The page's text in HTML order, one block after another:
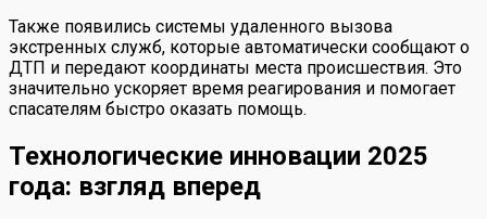
Также появились системы удаленного вызова
экстренных служб, которые автоматически сообщают о
ДТП и передают координаты места происшествия. Это
значительно ускоряет время реагирования и помогает
спасателям быстро оказать помощь.
Технологические инновации 2025
года: взгляд вперед